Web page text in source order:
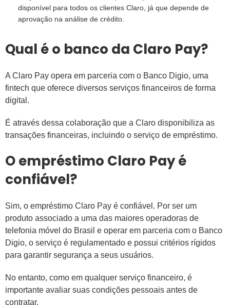
disponível para todos os clientes Claro, já que depende de
aprovação na análise de crédito.
Qual é o banco da Claro Pay?
A Claro Pay opera em parceria com o Banco Digio, uma
fintech que oferece diversos serviços financeiros de forma
digital.
É através dessa colaboração que a Claro disponibiliza as
transações financeiras, incluindo o serviço de empréstimo.
O empréstimo Claro Pay é
confiável?
Sim, o empréstimo Claro Pay é confiável. Por ser um
produto associado a uma das maiores operadoras de
telefonia móvel do Brasil e operar em parceria com o Banco
Digio, o serviço é regulamentado e possui critérios rígidos
para garantir segurança a seus usuários.
No entanto, como em qualquer serviço financeiro, é
importante avaliar suas condições pessoais antes de
contratar.